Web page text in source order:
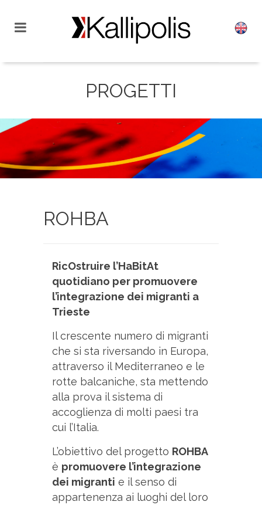
PROGETTI
ROHBA
RicOstruire l’HaBitAt
quotidiano per promuovere
l’integrazione dei migranti a
Trieste
Il crescente numero di migranti
che si sta riversando in Europa,
attraverso il Mediterraneo e le
rotte balcaniche, sta mettendo
alla prova il sistema di
accoglienza di molti paesi tra
cui l’Italia.
L’obiettivo del progetto ROHBA
è promuovere l’integrazione
dei migranti e il senso di
appartenenza ai luoghi del loro